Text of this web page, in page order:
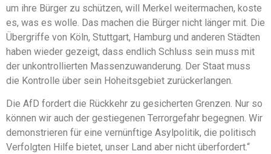
um ihre Bürger zu schützen, will Merkel weitermachen, koste
es, was es wolle. Das machen die Bürger nicht länger mit. Die
Übergriffe von Köln, Stuttgart, Hamburg und anderen Städten
haben wieder gezeigt, dass endlich Schluss sein muss mit
der unkontrollierten Massenzuwanderung. Der Staat muss
die Kontrolle über sein Hoheitsgebiet zurückerlangen.
Die AfD fordert die Rückkehr zu gesicherten Grenzen. Nur so
können wir auch der gestiegenen Terrorgefahr begegnen. Wir
demonstrieren für eine vernünftige Asylpolitik, die politisch
Verfolgten Hilfe bietet, unser Land aber nicht überfordert.“